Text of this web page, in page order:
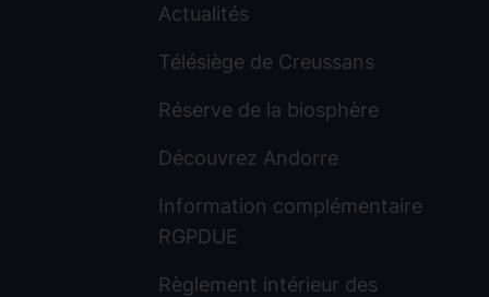
Actualités
Télésiège de Creussans
Réserve de la biosphère
Découvrez Andorre
Information complémentaire
RGPDUE
Règlement intérieur des